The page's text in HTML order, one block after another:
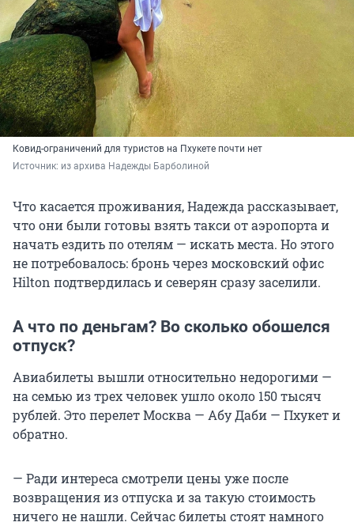
Ковид-ограничений для туристов на Пхукете почти нет
Источник: из архива Надежды Барболиной
Что касается проживания, Надежда рассказывает,
что они были готовы взять такси от аэропорта и
начать ездить по отелям — искать места. Но этого
не потребовалось: бронь через московский офис
Hilton подтвердилась и северян сразу заселили.
А что по деньгам? Во сколько обошелся
отпуск?
Авиабилеты вышли относительно недорогими —
на семью из трех человек ушло около 150 тысяч
рублей. Это перелет Москва — Абу Даби — Пхукет и
обратно.
— Ради интереса смотрели цены уже после
возвращения из отпуска и за такую стоимость
ничего не нашли. Сейчас билеты стоят намного